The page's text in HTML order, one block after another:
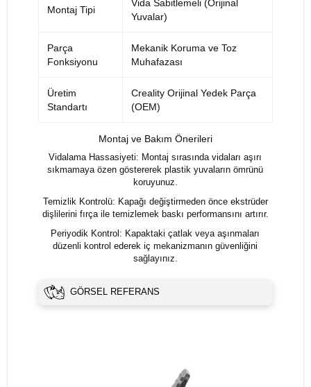
Montaj Tipi
Vida Sabitlemeli (Orijinal
Yuvalar)
Parça
Fonksiyonu
Mekanik Koruma ve Toz
Muhafazası
Üretim
Standartı
Creality Orijinal Yedek Parça
(OEM)
Montaj ve Bakım Önerileri
Vidalama Hassasiyeti: Montaj sırasında vidaları aşırı
sıkmamaya özen göstererek plastik yuvaların ömrünü
koruyunuz.
Temizlik Kontrolü: Kapağı değiştirmeden önce ekstrüder
dişlilerini fırça ile temizlemek baskı performansını artırır.
Periyodik Kontrol: Kapaktaki çatlak veya aşınmaları
düzenli kontrol ederek iç mekanizmanın güvenliğini
sağlayınız.
GÖRSEL REFERANS